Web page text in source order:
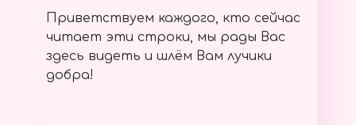
Приветствуем каждого, кто сейчас
читает эти строки, мы рады Вас
здесь видеть и шлём Вам лучики
добра!